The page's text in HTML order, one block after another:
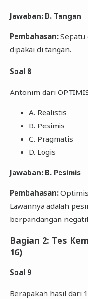
Jawaban: B. Tangan
Pembahasan:Sepatu
dipakai di tangan.
Soal 8
Antonim dari
A. Realistis
B. Pesimis
C. Pragmatis
D. Logis
Jawaban: B. Pesimis
Pembahasan:
Lawannya adalah
berpandangan
Bagian 2: Tes
16)
Soal 9
Berapakah hasil dari